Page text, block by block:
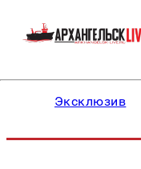
Эксклюзив